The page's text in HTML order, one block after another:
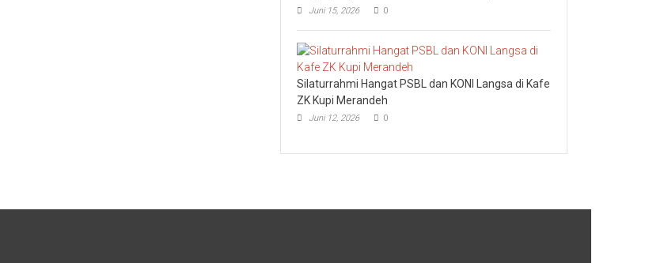
Juni 15, 2026 0
Silaturrahmi Hangat PSBL dan KONI Langsa di Kafe
ZK Kupi Merandeh
Juni 12, 2026 0